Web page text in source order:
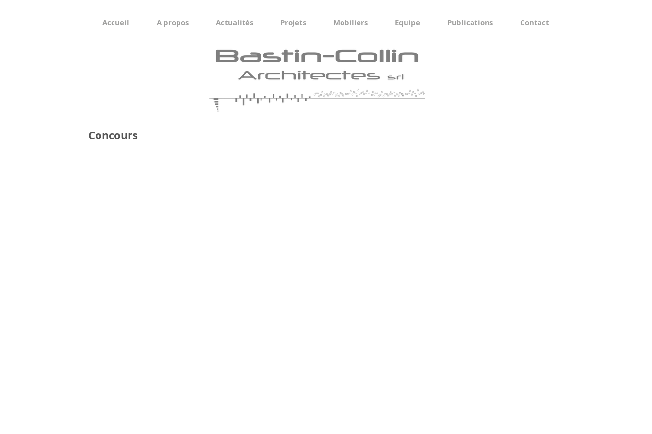
Accueil A propos Actualités Projets Mobiliers Equipe Publications Contact
Concours